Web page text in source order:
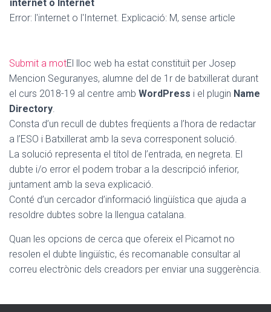
internet o Internet
Error: l'internet o l'Internet. Explicació: M, sense article
Submit a motEl lloc web ha estat constituït per Josep
Mencion Seguranyes, alumne del de 1r de batxillerat durant
el curs 2018-19 al centre amb WordPress i el plugin Name
Directory.
Consta d’un recull de dubtes freqüents a l’hora de redactar
a l’ESO i Batxillerat amb la seva corresponent solució.
La solució representa el títol de l’entrada, en negreta. El
dubte i/o error el podem trobar a la descripció inferior,
juntament amb la seva explicació.
Conté d’un cercador d’informació lingüística que ajuda a
resoldre dubtes sobre la llengua catalana.
Quan les opcions de cerca que ofereix el Picamot no
resolen el dubte lingüístic, és recomanable consultar al
correu electrònic dels creadors per enviar una suggerència.